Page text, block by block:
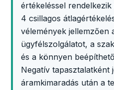
értékeléssel
4 csillagos
vélemények jellemzően
ügyfélszolgálatot, a
és a könnyen
Negatív tapasztalatként
áramkimaradás után a